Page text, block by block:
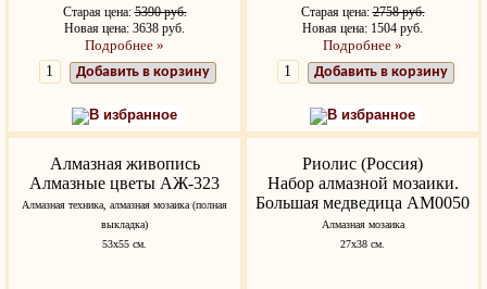
Старая цена:5390 руб.
Новая цена: 3638 руб.
Подробнее »
Добавить в корзину
В избранное
Старая цена:2758 руб.
Новая цена: 1504 руб.
Подробнее »
Добавить в корзину
В избранное
Алмазная живопись
Алмазные цветы АЖ-323
Алмазная техника, алмазная мозаика (полная
выкладка)
53х55 см.
Риолис (Россия)
Набор алмазной мозаики.
Большая медведица АМ0050
Алмазная мозаика
27х38 см.